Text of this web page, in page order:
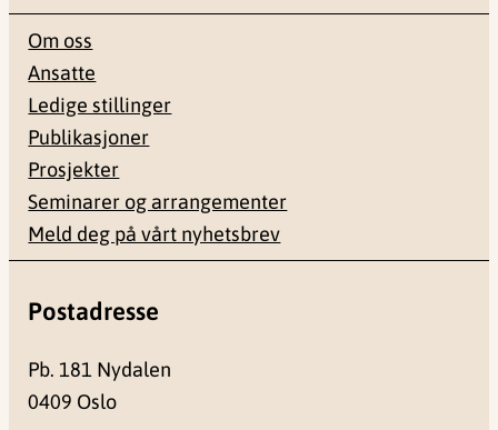
Om oss
Ansatte
Ledige stillinger
Publikasjoner
Prosjekter
Seminarer og arrangementer
Meld deg på vårt nyhetsbrev
Postadresse
Pb. 181 Nydalen
0409 Oslo